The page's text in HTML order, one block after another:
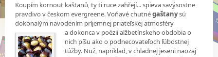
Koupím kornout kaštanů, ty ti ruce zahřejí... spieva savýsostne
pravdivo v českom evergreene. Voňavé chutnégaštanysú
dokonalým navodením príjemnej priateľskej atmosféry
a dokonca v poézii alžbetínskeho obdobia o
nich píšu ako o podnecovateľoch ľúbostnej
túžby. Nuž, napríklad, v chladnej jeseni naozaj